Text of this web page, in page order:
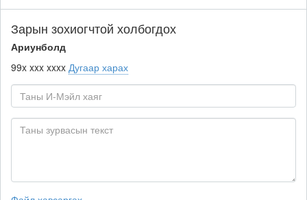
Зарын зохиогчтой холбогдох
Ариунболд
99x xxx xxxx Дугаар харах